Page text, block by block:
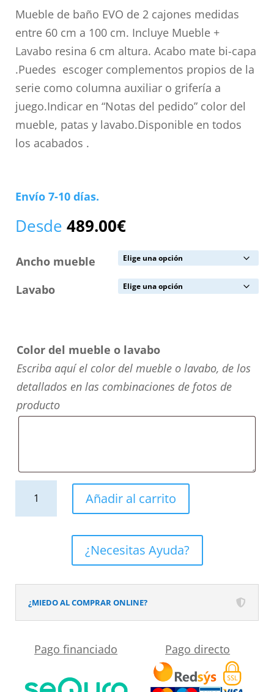
Mueble de baño EVO de 2 cajones medidas
entre 60 cm a 100 cm. Incluye Mueble +
Lavabo resina 6 cm altura. Acabo mate bi-capa
.Puedes escoger complementos propios de la
serie como columna auxiliar o grifería a
juego.Indicar en “Notas del pedido” color del
mueble, patas y lavabo.Disponible en todos
los acabados .
Envío 7-10 días.
Desde 489.00€
Ancho mueble
Lavabo
Color del mueble o lavabo
Escriba aquí el color del mueble o lavabo, de los
detallados en las combinaciones de fotos de
producto
acabado
mate
GRAFITO
lavabo
Añadir al carrito
¿Necesitas Ayuda?
¿MIEDO AL COMPRAR ONLINE?
Pago financiado Pago directo